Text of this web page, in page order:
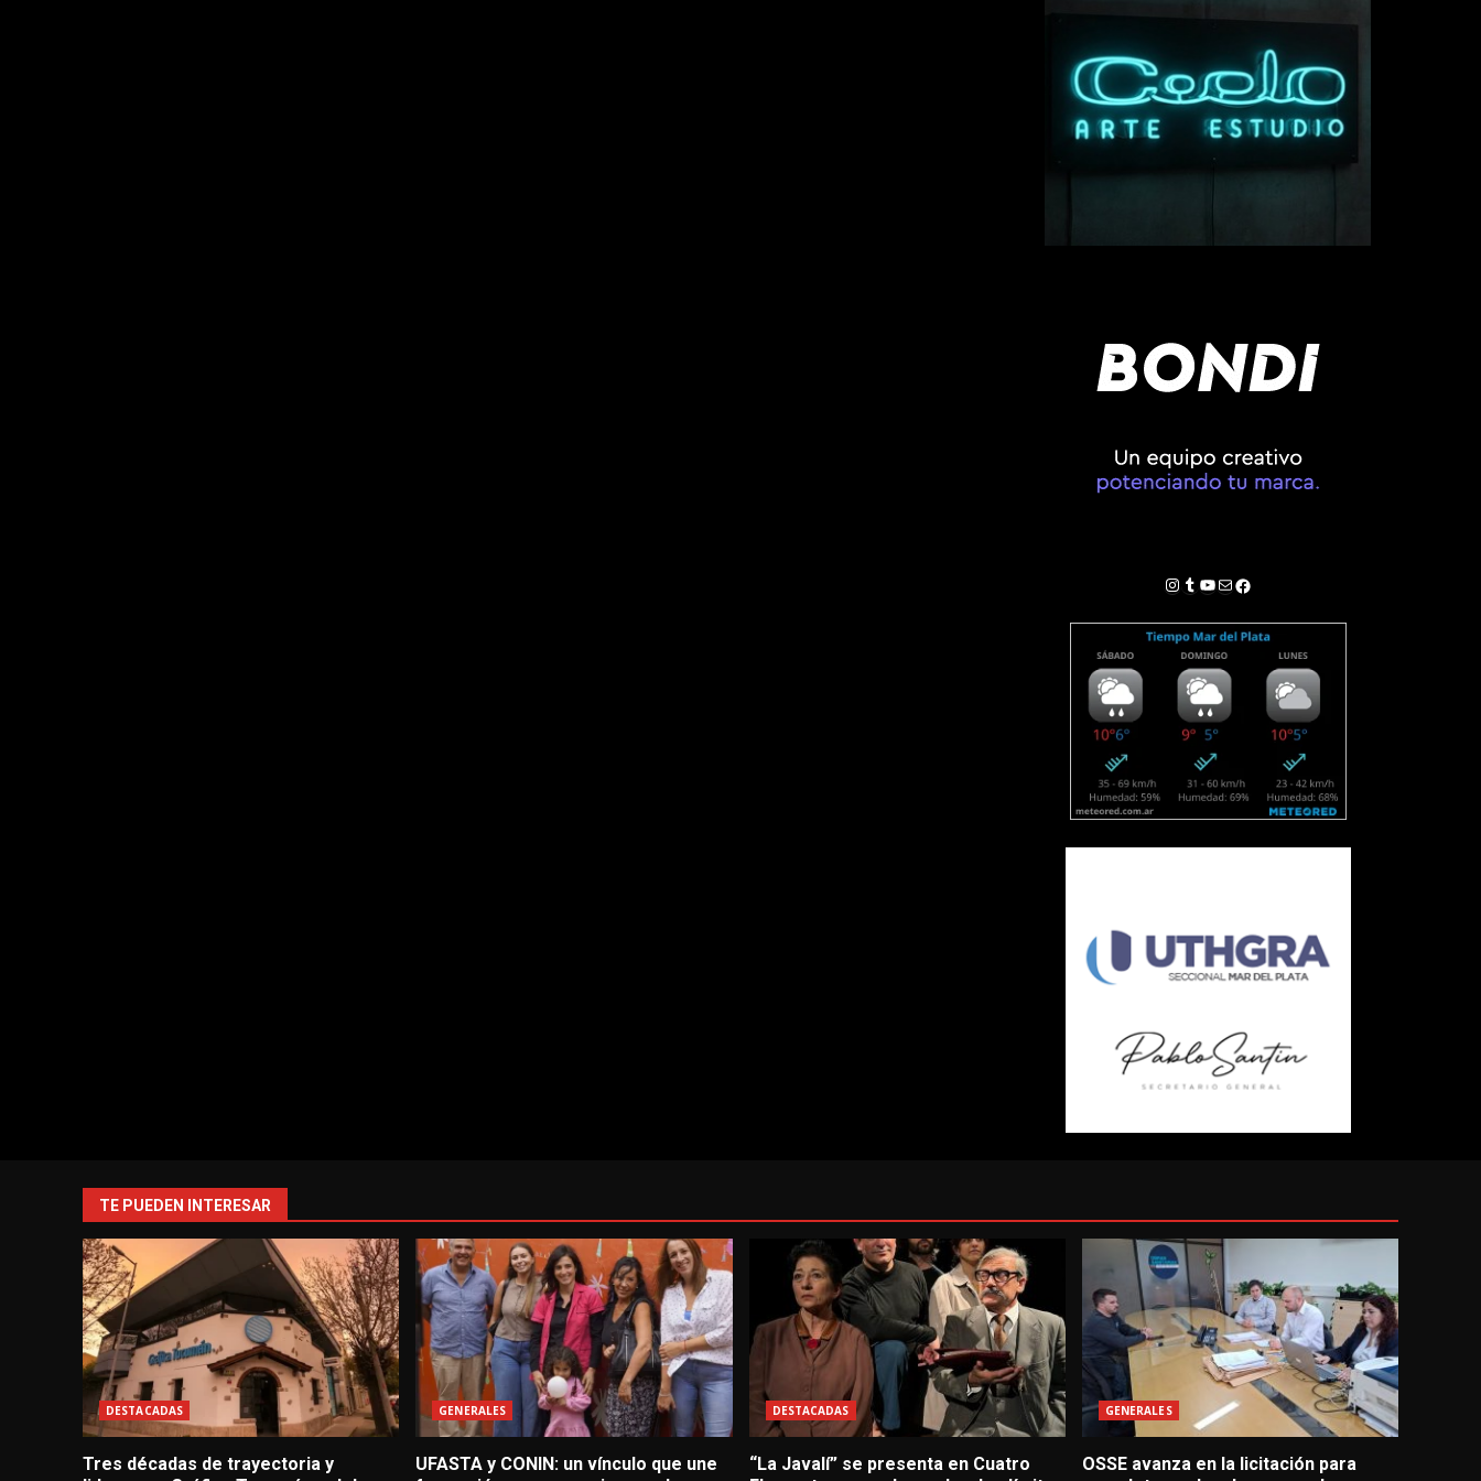
Instagram
Tumblr
YouTube
Correo electrónico
Facebook
TE PUEDEN INTERESAR
DESTACADAS
Tres décadas de trayectoria y
GENERALES
UFASTA y CONIN: un vínculo que une
DESTACADAS
“La Javalí” se presenta en Cuatro
GENERALES
OSSE avanza en la licitación para